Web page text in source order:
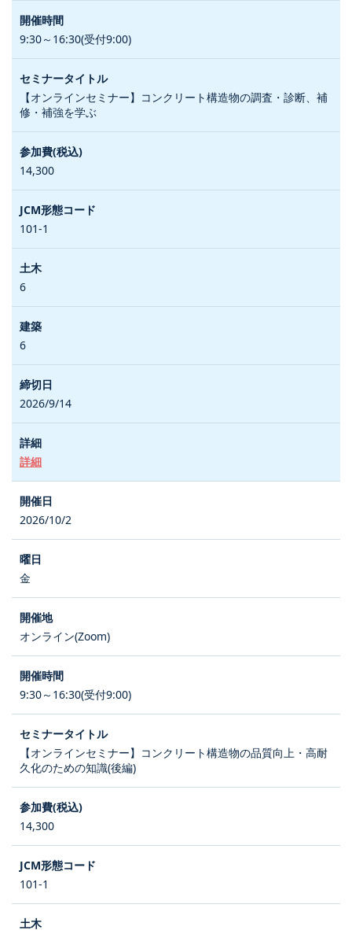
9:30～16:30(受付9:00)
【オンラインセミナー】コンクリート構造物の調査・診断、補
修・補強を学ぶ
14,300
101-1
6
6
2026/9/14
詳細
2026/10/2
金
オンライン(Zoom)
9:30～16:30(受付9:00)
【オンラインセミナー】コンクリート構造物の品質向上・高耐
久化のための知識(後編)
14,300
101-1